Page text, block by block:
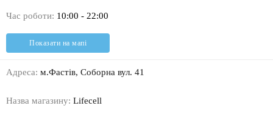
Час роботи: 10:00 - 22:00
Показати на мапі
Адреса: м.Фастів, Соборна вул. 41
Назва магазину: Lifecell